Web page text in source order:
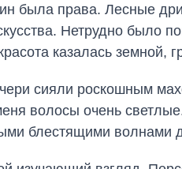
была права. Лесные
Нетрудно было
казалась земной,
сияли роскошным
волосы очень
блестящими волнами